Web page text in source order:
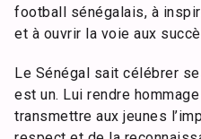
football sénégalais, à
et à ouvrir la voie aux
Le Sénégal sait célébrer
est un. Lui rendre hommage
transmettre aux jeunes